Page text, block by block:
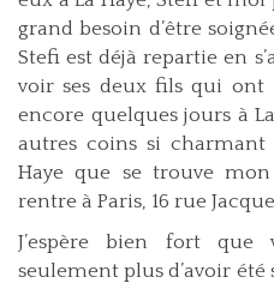
grand besoin d’être
Stefi est déjà repartie en
voir ses deux fils qui ont
encore quelques jours à
autres coins si charmant
Haye que se trouve
rentre à Paris, 16 rue
J’espère bien fort que
seulement plus d’avoir